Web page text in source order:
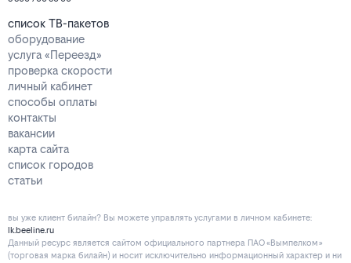
список ТВ-пакетов
оборудование
услуга «Переезд»
проверка скорости
личный кабинет
способы оплаты
контакты
вакансии
карта сайта
список городов
статьи
вы уже клиент билайн? Вы можете управлять услугами в личнoм кaбинeтe:
lk.beeline.ru
Данный ресурс является сайтом официального партнера ПАО «Вымпелком»
(торговая марка билайн) и носит исключительно информационный характер и ни